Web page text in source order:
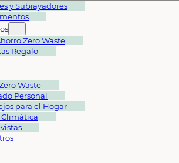
y Subrayadores
Zero Waste
Regalo
Waste
Personal
para el Hogar
Climática